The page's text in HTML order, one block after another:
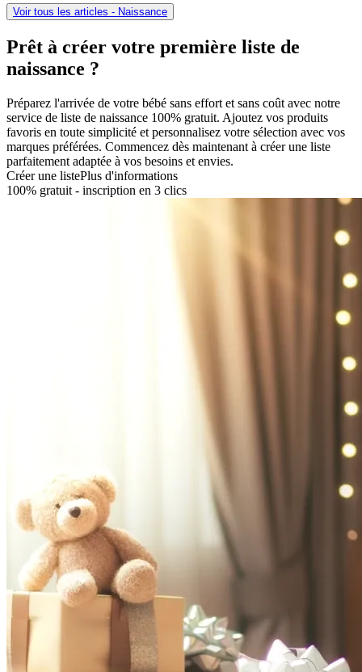
Voir tous les articles - Naissance
Prêt à créer votre première liste de
naissance ?
Préparez l'arrivée de votre bébé sans effort et sans coût avec notre
service de liste de naissance 100% gratuit. Ajoutez vos produits
favoris en toute simplicité et personnalisez votre sélection avec vos
marques préférées. Commencez dès maintenant à créer une liste
parfaitement adaptée à vos besoins et envies.
Créer une listePlus d'informations
100% gratuit - inscription en 3 clics